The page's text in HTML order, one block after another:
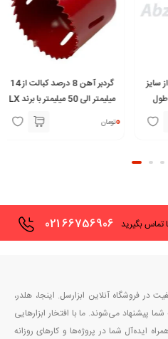
گردبر آهن 8 درصد کبالت از 14
میلیمتر الی 50 میلیمتر با برند LX
تومان
150 میلیمتر با برند STAR MAX
0 تومان
66756906
021 تماس بگیرید
فروشگاه آنلاین ابزارسل. اینجا، هلدر،
پیشنهاد می‌شوند. ما با افتخار ابزارهایی
ایده‌آل شما در پروژه‌ها و کارهای روزانه